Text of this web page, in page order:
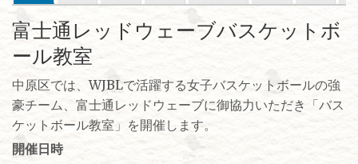
富士通レッドウェーブバスケットボ
ール教室
中原区では、WJBLで活躍する女子バスケットボールの強
豪チーム、富士通レッドウェーブに御協力いただき「バス
ケットボール教室」を開催します。
開催日時